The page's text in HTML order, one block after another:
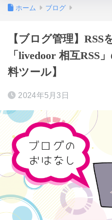
ホーム ブログ
【ブログ管理】
「livedoor 相互RSS
料ツール】
2024年5月3日